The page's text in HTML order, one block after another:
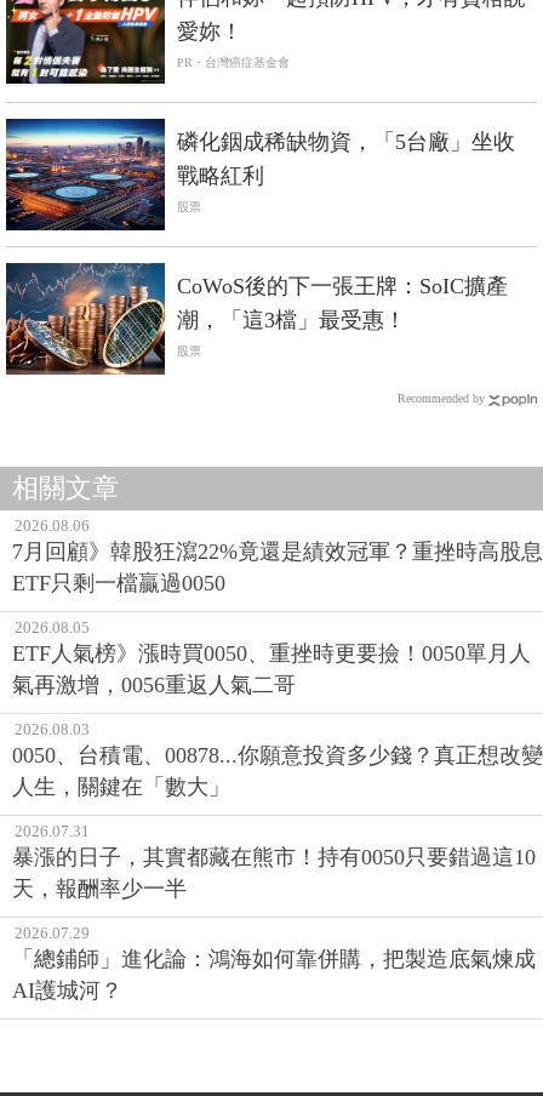
愛妳！
PR・台灣癌症基金會
磷化銦成稀缺物資，「5台廠」坐收
戰略紅利
股票
CoWoS後的下一張王牌：SoIC擴產
潮，「這3檔」最受惠！
股票
Recommended by
相關文章
2026.08.06
7月回顧》韓股狂瀉22%竟還是績效冠軍？重挫時高股息
ETF只剩一檔贏過0050
2026.08.05
ETF人氣榜》漲時買0050、重挫時更要撿！0050單月人
氣再激增，0056重返人氣二哥
2026.08.03
0050、台積電、00878...你願意投資多少錢？真正想改變
人生，關鍵在「數大」
2026.07.31
暴漲的日子，其實都藏在熊市！持有0050只要錯過這10
天，報酬率少一半
2026.07.29
「總鋪師」進化論：鴻海如何靠併購，把製造底氣煉成
AI護城河？